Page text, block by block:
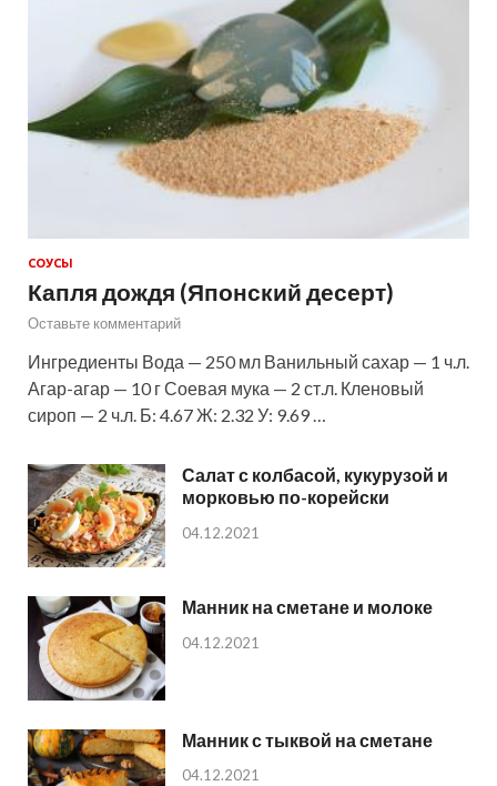
СОУСЫ
Капля дождя (Японский десерт)
Оставьте комментарий
Ингредиенты Вода — 250 мл Ванильный сахар — 1 ч.л.
Агар-агар — 10 г Соевая мука — 2 ст.л. Кленовый
сироп — 2 ч.л. Б: 4.67 Ж: 2.32 У: 9.69 …
Салат с колбасой, кукурузой и
морковью по-корейски
04.12.2021
Манник на сметане и молоке
04.12.2021
Манник с тыквой на сметане
04.12.2021